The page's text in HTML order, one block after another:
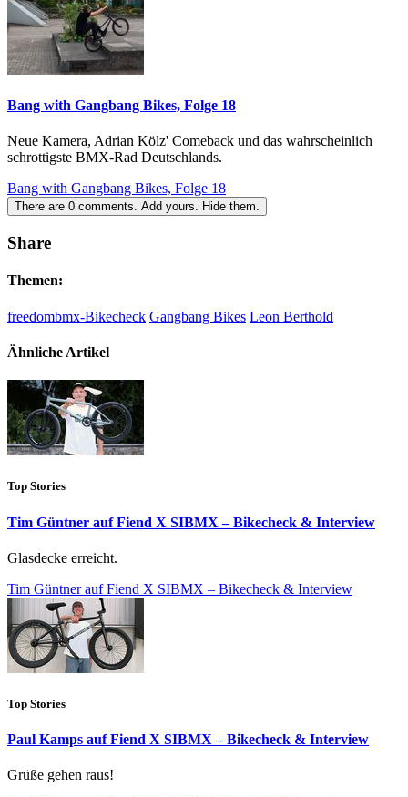
Bang with Gangbang Bikes, Folge 18
Neue Kamera, Adrian Kölz' Comeback und das wahrscheinlich
schrottigste BMX-Rad Deutschlands.
Bang with Gangbang Bikes, Folge 18
There are 0 comments. Add yours. Hide them.
Share
Themen:
freedombmx-Bikecheck Gangbang Bikes Leon Berthold
Ähnliche Artikel
Top Stories
Tim Güntner auf Fiend X SIBMX – Bikecheck & Interview
Glasdecke erreicht.
Tim Güntner auf Fiend X SIBMX – Bikecheck & Interview
Top Stories
Paul Kamps auf Fiend X SIBMX – Bikecheck & Interview
Grüße gehen raus!